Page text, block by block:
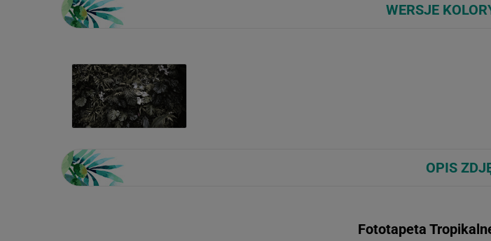
WERSJE
OPIS
Fototapeta